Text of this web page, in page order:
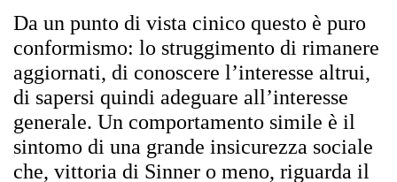
Da un punto di vista cinico questo è puro
conformismo: lo struggimento di rimanere
aggiornati, di conoscere l’interesse altrui,
di sapersi quindi adeguare all’interesse
generale. Un comportamento simile è il
sintomo di una grande insicurezza sociale
che, vittoria di Sinner o meno, riguarda il